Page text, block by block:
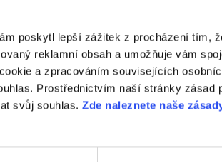
poskytl lepší zážitek z procházení tím,
reklamní obsah a umožňuje vám
a zpracováním souvisejících
Prostřednictvím naší stránky zásad
svůj souhlas. Zde naleznete naše
Proč se mi v platformě nezobrazuje
vložit prostředky pomocí
debetní karty?